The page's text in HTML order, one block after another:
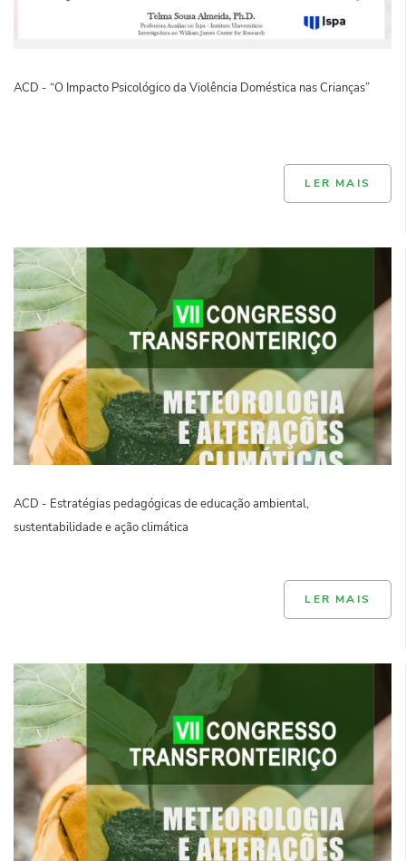
ACD - “O Impacto Psicológico da Violência Doméstica nas Crianças”
LER MAIS
ACD - Estratégias pedagógicas de educação ambiental,
sustentabilidade e ação climática
LER MAIS